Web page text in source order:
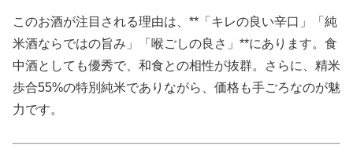
このお酒が注目される理由は、**「キレの良い辛口」「純
米酒ならではの旨み」「喉ごしの良さ」**にあります。食
中酒としても優秀で、和食との相性が抜群。さらに、精米
歩合55%の特別純米でありながら、価格も手ごろなのが魅
力です。